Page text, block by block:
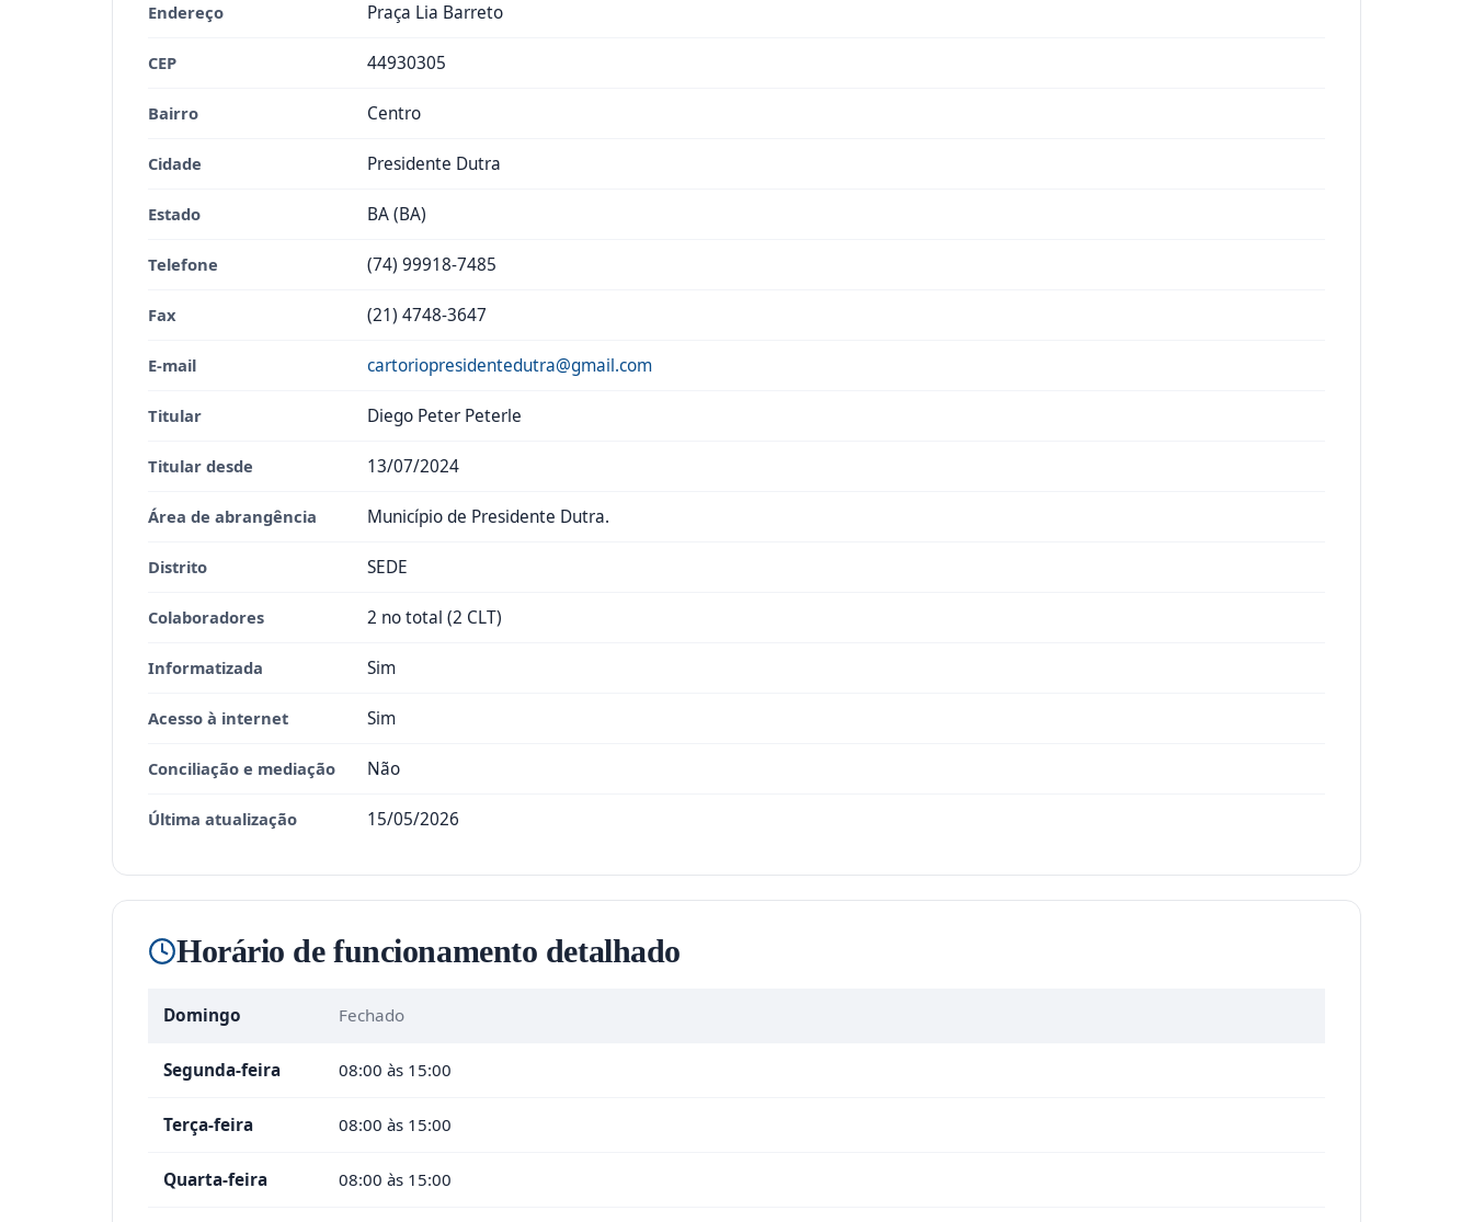
Endereço Praça Lia Barreto
CEP 44930305
Bairro Centro
Cidade Presidente Dutra
Estado BA (BA)
Telefone (74) 99918-7485
Fax (21) 4748-3647
E-mail cartoriopresidentedutra@gmail.com
Titular Diego Peter Peterle
Titular desde 13/07/2024
Área de abrangência Município de Presidente Dutra.
Distrito SEDE
Colaboradores 2 no total (2 CLT)
Informatizada Sim
Acesso à internet Sim
Conciliação e mediação Não
Última atualização 15/05/2026
Horário de funcionamento detalhado
Domingo Fechado
Segunda-feira 08:00 às 15:00
Terça-feira 08:00 às 15:00
Quarta-feira 08:00 às 15:00